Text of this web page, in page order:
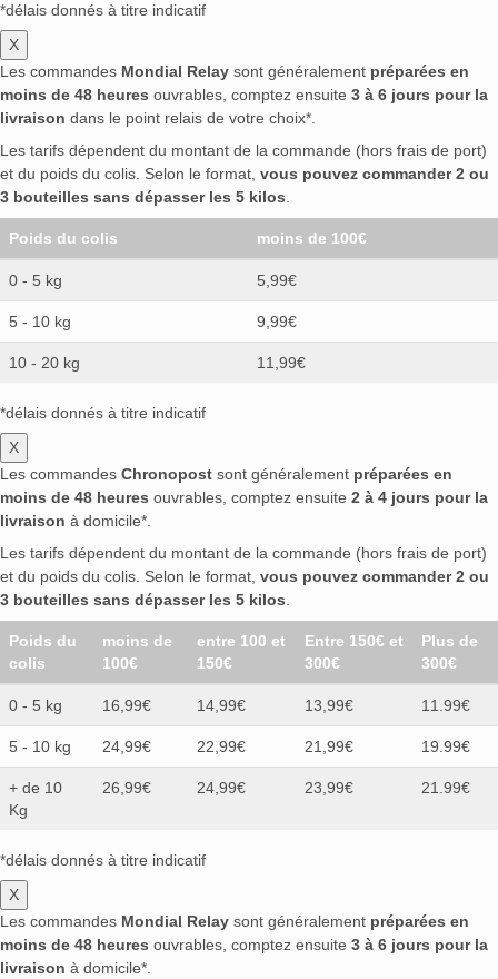
*délais donnés à titre indicatif
X
Les commandes Mondial Relay sont généralement préparées en
moins de 48 heures ouvrables, comptez ensuite 3 à 6 jours pour la
livraison dans le point relais de votre choix*.
Les tarifs dépendent du montant de la commande (hors frais de port)
et du poids du colis. Selon le format, vous pouvez commander 2 ou
3 bouteilles sans dépasser les 5 kilos
Poids du colis moins de 100€
0 - 5 kg 5,99€
5 - 10 kg 9,99€
10 - 20 kg 11,99€
*délais donnés à titre indicatif
X
Les commandes Chronopost sont généralement préparées en
moins de 48 heures ouvrables, comptez ensuite 2 à 4 jours pour la
livraison à domicile*.
Les tarifs dépendent du montant de la commande (hors frais de port)
et du poids du colis. Selon le format, vous pouvez commander 2 ou
3 bouteilles sans dépasser les 5 kilos
Poids du
colis
moins de
100€
entre 100 et
150€
Entre 150€ et
300€
Plus de
300€
0 - 5 kg 16,99€ 14,99€ 13,99€ 11.99€
5 - 10 kg 24,99€ 22,99€ 21,99€ 19.99€
+ de 10
Kg
26,99€ 24,99€ 23,99€ 21.99€
*délais donnés à titre indicatif
X
Les commandes Mondial Relay sont généralement préparées en
moins de 48 heures ouvrables, comptez ensuite 3 à 6 jours pour la
livraison à domicile*.